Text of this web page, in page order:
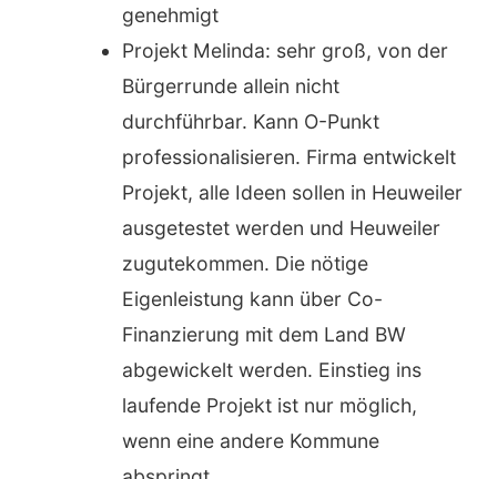
genehmigt
Projekt Melinda: sehr groß, von der
Bürgerrunde allein nicht
durchführbar. Kann O-Punkt
professionalisieren. Firma entwickelt
Projekt, alle Ideen sollen in Heuweiler
ausgetestet werden und Heuweiler
zugutekommen. Die nötige
Eigenleistung kann über Co-
Finanzierung mit dem Land BW
abgewickelt werden. Einstieg ins
laufende Projekt ist nur möglich,
wenn eine andere Kommune